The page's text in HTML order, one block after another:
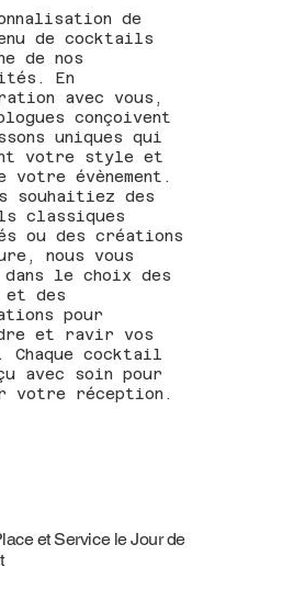
de
de cocktails
de nos
En
avec vous,
conçoivent
uniques qui
votre style et
votre évènement.
souhaitiez des
classiques
ou des créations
nous vous
dans le choix des
et des
pour
et ravir vos
cocktail
avec soin pour
votre réception.
et Service le Jour de